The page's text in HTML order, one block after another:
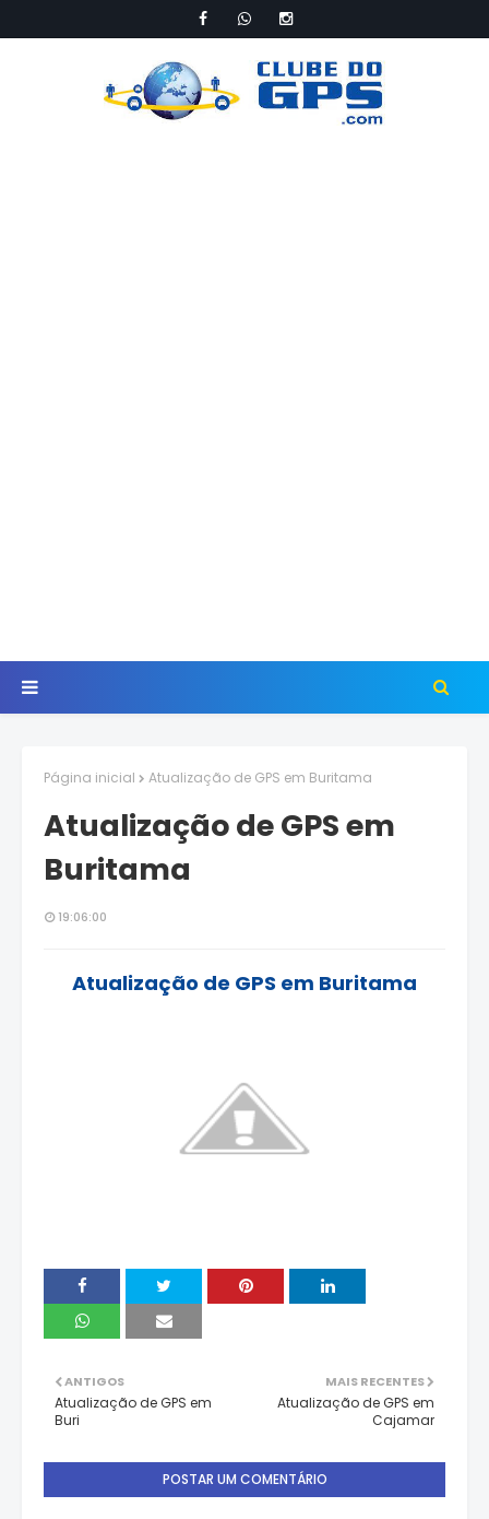
Página inicial Atualização de GPS em Buritama
Atualização de GPS em
Buritama
19:06:00
Atualização de GPS em Buritama
MAIS RECENTES
Atualização de GPS em
Cajamar
ANTIGOS
Atualização de GPS em
Buri
POSTAR UM COMENTÁRIO